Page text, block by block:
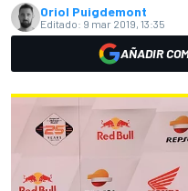
Oriol Puigdemont
Editado: 9 mar 2019, 13:35
AÑADIR